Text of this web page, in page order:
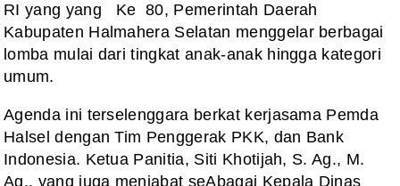
RI yang yang Ke 80, Pemerintah Daerah
Kabupaten Halmahera Selatan menggelar berbagai
lomba mulai dari tingkat anak-anak hingga kategori
umum.
Agenda ini terselenggara berkat kerjasama Pemda
Halsel dengan Tim Penggerak PKK, dan Bank
Indonesia. Ketua Panitia, Siti Khotijah, S. Ag., M.
Ag., yang juga menjabat seAbagai Kepala Dinas